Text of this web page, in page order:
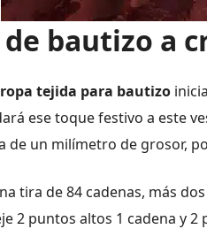
bautizo a
ropa tejida para bautizo
ese toque festivo a este
de un milímetro de grosor,
tira de 84 cadenas, más
2 puntos altos 1 cadena y